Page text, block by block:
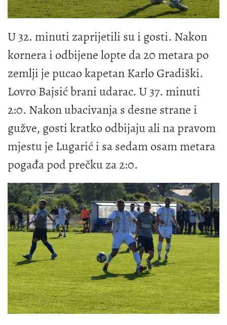
U 32. minuti zaprijetili su i gosti. Nakon
kornera i odbijene lopte da 20 metara po
zemlji je pucao kapetan Karlo Gradiški.
Lovro Bajsić brani udarac. U 37. minuti
2:0. Nakon ubacivanja s desne strane i
gužve, gosti kratko odbijaju ali na pravom
mjestu je Lugarić i sa sedam osam metara
pogađa pod prečku za 2:0.